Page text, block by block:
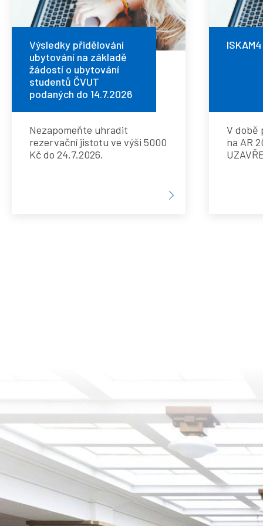
2.
2026
ubytování
na
základě
žádostí
ubytování
Výsledky přidělování
ubytování na základě
žádostí o ubytování
studentů ČVUT
podaných do 14.7.2026
Nezapomeňte uhradit
rezervační jistotu ve výši 5000
Kč do 24.7.2026.
V době
na AR